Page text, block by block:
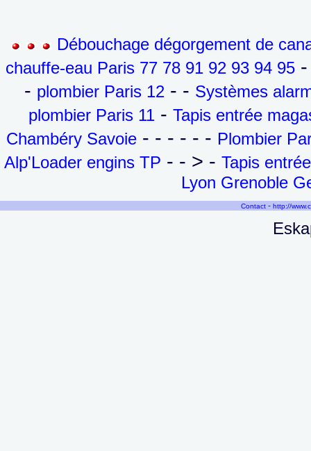
Débouchage dégorgement de
chauffe-eau Paris 77 78 91 92 93 94 95
- plombier Paris 12 - - Systèmes
plombier Paris 11 -Tapis entrée
Chambéry Savoie - - - - - - Plombier
Alp'Loader engins TP - - > - Tapis
Lyon Grenoble
Contact - http://